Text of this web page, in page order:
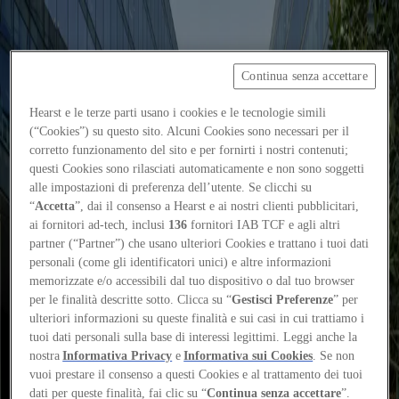
Contatti
Log in
Home
Tags
#dubaidesignweek2025
#dubaidesignweek2025
Reviews
Hearst e le terze parti usano i cookies e le tecnologie simili
(“Cookies”) su questo sito. Alcuni Cookies sono necessari per il
corretto funzionamento del sito e per fornirti i nostri contenuti;
questi Cookies sono rilasciati automaticamente e non sono soggetti
alle impostazioni di preferenza dell’utente. Se clicchi su
“Accetta”, dai il consenso a Hearst e ai nostri clienti pubblicitari,
ai fornitori ad-tech, inclusi 136 fornitori IAB TCF e agli altri
partner (“Partner”) che usano ulteriori Cookies e trattano i tuoi dati
personali (come gli identificatori unici) e altre informazioni
memorizzate e/o accessibili dal tuo dispositivo o dal tuo browser
per le finalità descritte sotto. Clicca su “Gestisci Preferenze” per
ulteriori informazioni su queste finalità e sui casi in cui trattiamo i
tuoi dati personali sulla base di interessi legittimi. Leggi anche la
nostraInformativa Privacy eInformativa sui Cookies. Se non
vuoi prestare il consenso a questi Cookies e al trattamento dei tuoi
dati per queste finalità, fai clic su “Continua senza accettare”.
Continua senza accettare